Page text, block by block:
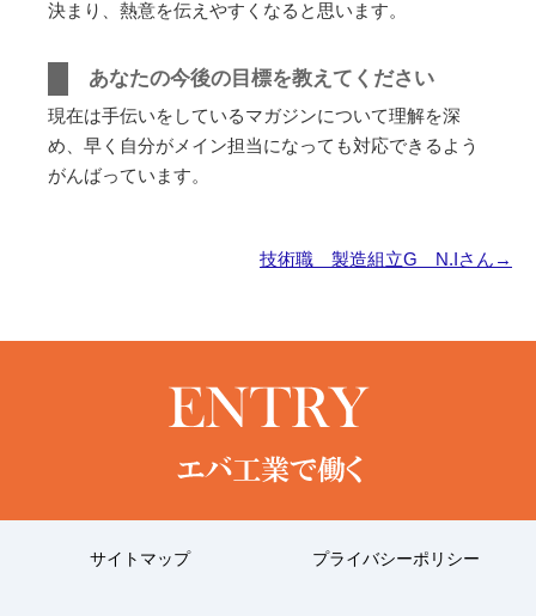
決まり、熱意を伝えやすくなると思います。
あなたの今後の目標を教えてください
現在は手伝いをしているマガジンについて理解を深
め、早く自分がメイン担当になっても対応できるよう
がんばっています。
技術職 製造組立G N.Iさん→
サイトマップ プライバシーポリシー